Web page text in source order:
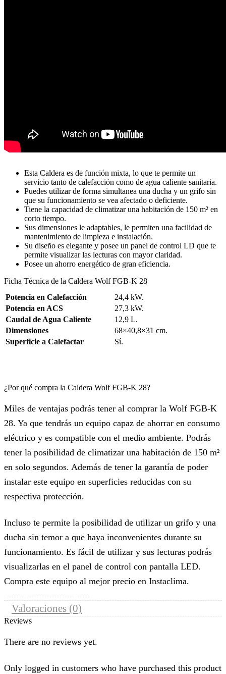
Esta Caldera es de función mixta, lo que te permite un
servicio tanto de calefacción como de agua caliente sanitaria.
Puedes utilizar de forma simultanea una ducha y un grifo sin
que su funcionamiento se vea afectado o deficiente.
Tiene la capacidad de climatizar una habitación de 150 m² en
corto tiempo.
Sus dimensiones le adaptables, le permiten una facilidad de
mantenimiento de limpieza e instalación.
Su diseño es elegante y posee un panel de control LD que te
permite visualizar las lecturas con mayor claridad.
Posee un ahorro energético de gran eficiencia.
Ficha Técnica de la Caldera Wolf FGB-K 28
Potencia en Calefacción
24,4 kW.
Potencia en ACS
27,3 kW.
Caudal de Agua Caliente
12,9 L.
Dimensiones
68×40,8×31 cm.
Superficie a Calefactar
Sí.
¿Por qué compra la Caldera Wolf FGB-K 28?
Miles de ventajas podrás tener al comprar la Wolf FGB-K
28. Ya que tendrás un equipo capaz de ahorrar en consumo
eléctrico y es compatible con el medio ambiente. Podrás
tener la posibilidad de climatizar una habitación de 150 m²
en solo segundos. Además de tener la garantía de poder
instalar este equipo en superficies reducidas con su
respectiva protección.
Incluso te permite la posibilidad de utilizar un grifo y una
ducha sin temor a que haya inconvenientes durante su
funcionamiento. Es fácil de utilizar y sus lecturas podrás
visualizarlas en el panel de control con pantalla LED.
Compra este equipo al mejor precio en Instaclima.
Valoraciones (0)
Reviews
There are no reviews yet.
Only logged in customers who have purchased this product